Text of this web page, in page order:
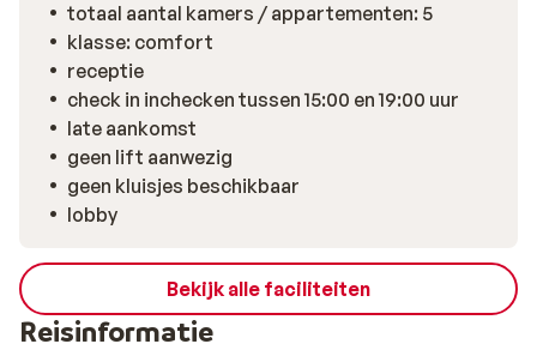
is een uitstekende keuze voor een wintersportvakantie
in St. François Longchamp!
totaal aantal kamers / appartementen: 5
klasse: comfort
receptie
check in inchecken tussen 15:00 en 19:00 uur
late aankomst
geen lift aanwezig
geen kluisjes beschikbaar
lobby
Bekijk alle faciliteiten
Reisinformatie